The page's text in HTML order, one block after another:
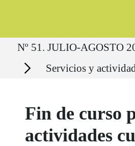
Ruta del sitio
Nº 51. JULIO-AGOSTO
Secciones Servicios y
Fin de curso
actividades